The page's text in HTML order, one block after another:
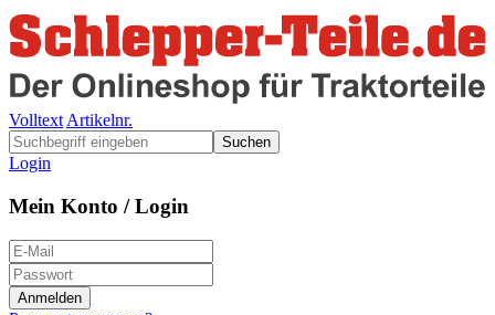
Volltext Artikelnr.
Suchen
Login
Mein Konto / Login